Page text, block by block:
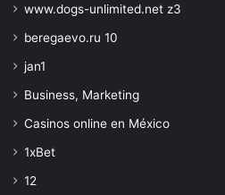
www.dogs-unlimited.net z3
beregaevo.ru 10
jan1
Business, Marketing
Casinos online en México
1xBet
12